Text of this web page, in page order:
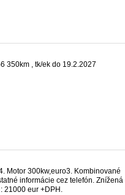
350km , tk/ek do 19.2.2027
Motor 300kw,euro3. Kombinované
informácie cez telefón. Znížená
21000 eur +DPH.